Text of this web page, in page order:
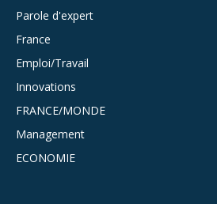
Parole d'expert
France
Emploi/Travail
Innovations
FRANCE/MONDE
Management
ECONOMIE